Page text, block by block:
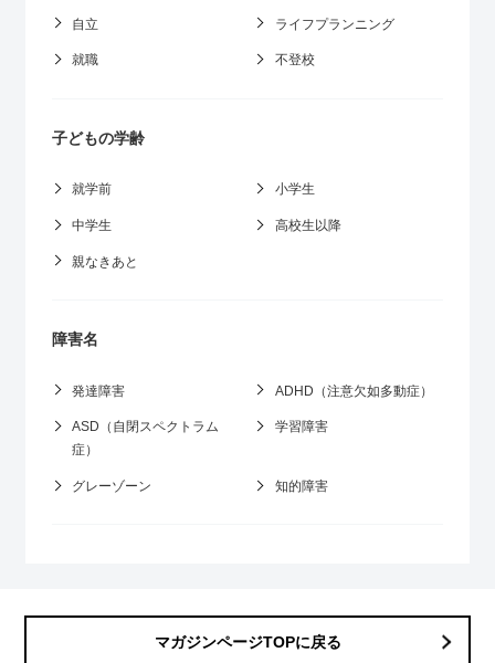
自立 ライフプランニング
就職 不登校
子どもの学齢
就学前 小学生
中学生 高校生以降
親なきあと
障害名
発達障害 ADHD（注意欠如多動症）
ASD（自閉スペクトラム
症）
学習障害
グレーゾーン 知的障害
マガジンページTOPに戻る